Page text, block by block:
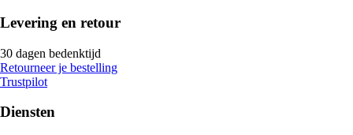
Levering en retour
30 dagen bedenktijd
Retourneer je bestelling
Trustpilot
Diensten